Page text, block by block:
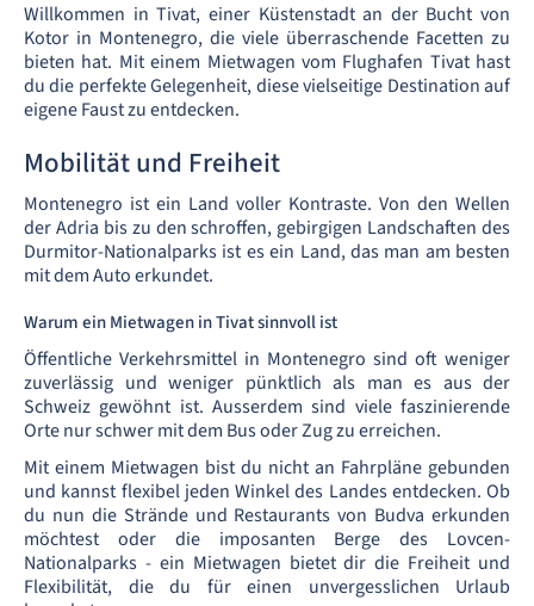
Willkommen in Tivat, einer Küstenstadt an der Bucht von
Kotor in Montenegro, die viele überraschende Facetten zu
bieten hat. Mit einem Mietwagen vom Flughafen Tivat hast
du die perfekte Gelegenheit, diese vielseitige Destination auf
eigene Faust zu entdecken.
Mobilität und Freiheit
Montenegro ist ein Land voller Kontraste. Von den Wellen
der Adria bis zu den schroffen, gebirgigen Landschaften des
Durmitor-Nationalparks ist es ein Land, das man am besten
mit dem Auto erkundet.
Warum ein Mietwagen in Tivat sinnvoll ist
Öffentliche Verkehrsmittel in Montenegro sind oft weniger
zuverlässig und weniger pünktlich als man es aus der
Schweiz gewöhnt ist. Ausserdem sind viele faszinierende
Orte nur schwer mit dem Bus oder Zug zu erreichen.
Mit einem Mietwagen bist du nicht an Fahrpläne gebunden
und kannst flexibel jeden Winkel des Landes entdecken. Ob
du nun die Strände und Restaurants von Budva erkunden
möchtest oder die imposanten Berge des Lovcen-
Nationalparks - ein Mietwagen bietet dir die Freiheit und
Flexibilität, die du für einen unvergesslichen Urlaub